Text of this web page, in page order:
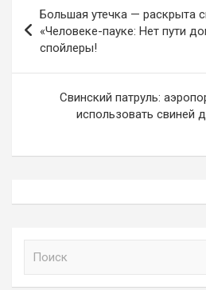
по
записям
Большая утечка — раскрыта
«Человеке-пауке: Нет пути
спойлеры!
Свинский патруль:
использовать свиней